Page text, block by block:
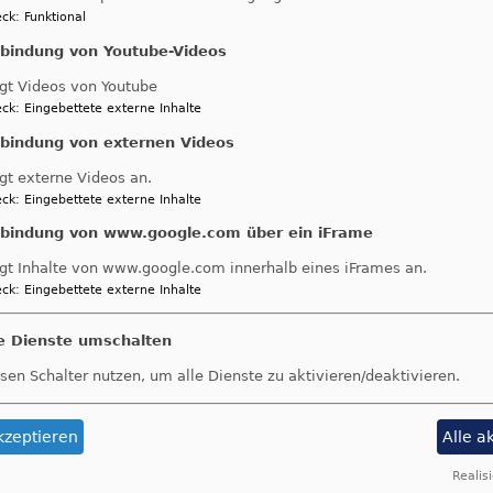
haben 2020 einen neuen
Stockholm International Peace Research Institut (SIPRI)
Jahr erneut um 2,6% auf nun $ 1.981 Mrd.
Sowohl Deutschland mit
noch über dem
Durch den Rückgang des
Bruttosozialprodukts in
Pandemie stieg damit
von Militärausgaben am
Finanzkrise 2009.
Die Zahlen machen
sich durch eine stärker
: Funktional
von Youtube-Videos
Videos von Youtube
: Eingebettete externe Inhalte
von externen Videos
externe Videos an.
: Eingebettete externe Inhalte
von www.google.com über ein iFrame
Inhalte von www.google.com innerhalb eines iFrames an.
: Eingebettete externe Inhalte
Dienste umschalten
Schalter nutzen, um alle Dienste zu aktivieren/deaktivieren.
Alle